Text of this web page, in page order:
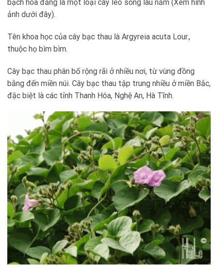
bạch hoa đằng là một loại cây leo sống lâu năm (Xem hình
ảnh dưới đây).
Tên khoa học của cây bạc thau là Argyreia acuta Lour.,
thuộc họ bìm bìm.
Cây bạc thau phân bố rộng rãi ở nhiều nơi, từ vùng đồng
bằng đến miền núi. Cây bạc thau tập trung nhiều ở miền Bắc,
đặc biệt là các tỉnh Thanh Hóa, Nghệ An, Hà Tĩnh.